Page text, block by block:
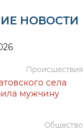
НОВОСТИ
Происшествия
села
мужчину
Общество